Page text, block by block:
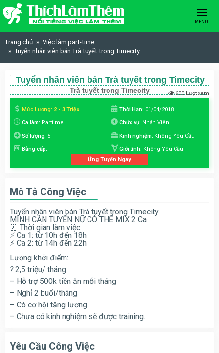
Skip to content
MENU
Trang chủ
Việc làm part-time
Tuyển nhân viên bán Trà tuyết trong Timecity
Tuyển nhân viên bán Trà tuyết trong Timecity
Trà tuyết trong Timecity 600 Lượt xem
Mức Lương: 2 - 3 Triệu Thời Hạn: 01/04/2018
Ca làm: Parttime Chức vụ: Nhân Viên
Số lượng: 5 Kinh nghiệm: Không Yêu Cầu
Bằng cấp: Giới tính: Không Yêu Cầu
Ứng Tuyển Ngay
Mô Tả Công Việc
Tuyển nhân viên bán Trà tuyết trong Timecity.
MÌNH CẦN TUYỂN NỮ CÓ THỂ MIX 2 Ca
⏰ Thời gian làm việc:
⚡️ Ca 1: từ 10h đến 18h
⚡️ Ca 2: từ 14h đến 22h
Lương khởi điểm:
?2,5 triệu/ tháng
– Hỗ trợ 500k tiền ăn mỗi tháng
– Nghỉ 2 buổi/tháng
– Có cơ hội tăng lương.
– Chưa có kinh nghiệm sẽ được training.
Yêu Cầu Công Việc